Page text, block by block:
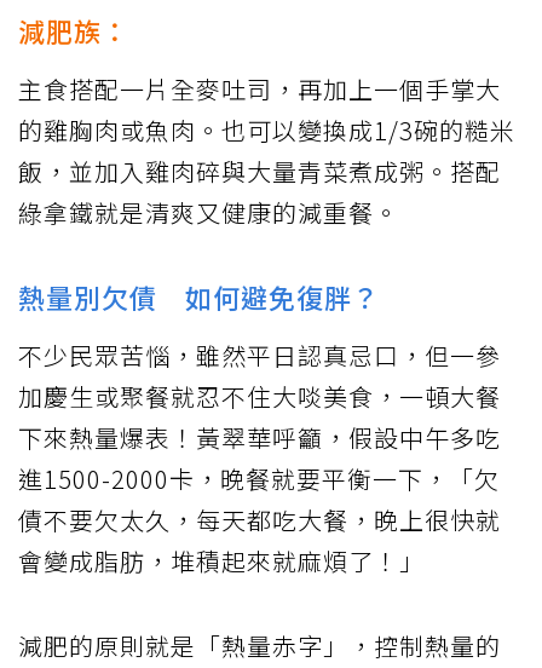
減肥族：
主食搭配一片全麥吐司，再加上一個手掌大
的雞胸肉或魚肉。也可以變換成1/3碗的糙米
飯，並加入雞肉碎與大量青菜煮成粥。搭配
綠拿鐵就是清爽又健康的減重餐。
熱量別欠債 如何避免復胖？
不少民眾苦惱，雖然平日認真忌口，但一參
加慶生或聚餐就忍不住大啖美食，一頓大餐
下來熱量爆表！黃翠華呼籲，假設中午多吃
進1500-2000卡，晚餐就要平衡一下，「欠
債不要欠太久，每天都吃大餐，晚上很快就
會變成脂肪，堆積起來就麻煩了！」
減肥的原則就是「熱量赤字」，控制熱量的